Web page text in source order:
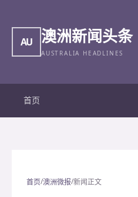
AU 澳洲新闻头条
AUSTRALIA HEADLINES
首页
首页/澳洲微报/新闻正文